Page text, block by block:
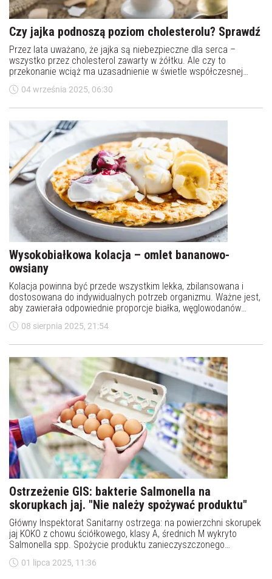
Czy jajka podnoszą poziom cholesterolu? Sprawdź
Przez lata uważano, że jajka są niebezpieczne dla serca –
wszystko przez cholesterol zawarty w żółtku. Ale czy to
przekonanie wciąż ma uzasadnienie w świetle współczesnej
nauki? Sprawdzamy, ile prawdy kryje się w micie o "szkodliwych"
jajkach.
04 września 2025, 06:30
Wysokobiałkowa kolacja – omlet bananowo-
owsiany
Kolacja powinna być przede wszystkim lekka, zbilansowana i
dostosowana do indywidualnych potrzeb organizmu. Ważne jest,
aby zawierała odpowiednie proporcje białka, węglowodanów
złożonych oraz zdrowych tłuszczów, które wspierają regenerację
organizmu podczas snu i zapewniają uczucie sytości bez
08 sierpnia 2025, 21:54
Ostrzeżenie GIS: bakterie Salmonella na
skorupkach jaj. "Nie należy spożywać produktu"
Główny Inspektorat Sanitarny ostrzega: na powierzchni skorupek
jaj KOKO z chowu ściółkowego, klasy A, średnich M wykryto
Salmonella spp. Spożycie produktu zanieczyszczonego
pałeczkami Salmonella, szczególnie bez odpowiedniej obróbki
termicznej, może skutkować zatruciem.
01 lipca 2025, 11:36